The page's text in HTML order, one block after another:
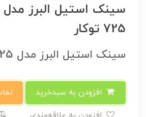
سینک استیل البرز مدل
725 توکار
سینک استیل البرز مدل 725 توکار